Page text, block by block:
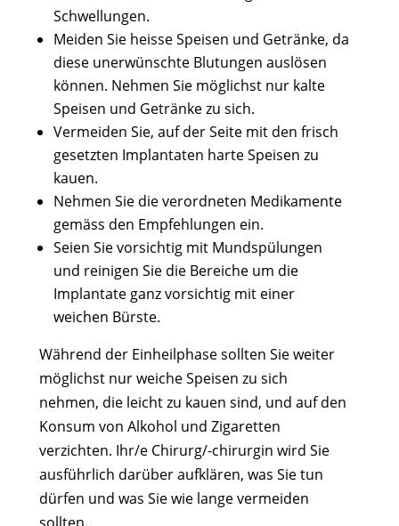
Schwellungen.
Meiden Sie heisse Speisen und Getränke, da
diese unerwünschte Blutungen auslösen
können. Nehmen Sie möglichst nur kalte
Speisen und Getränke zu sich.
Vermeiden Sie, auf der Seite mit den frisch
gesetzten Implantaten harte Speisen zu
kauen.
Nehmen Sie die verordneten Medikamente
gemäss den Empfehlungen ein.
Seien Sie vorsichtig mit Mundspülungen
und reinigen Sie die Bereiche um die
Implantate ganz vorsichtig mit einer
weichen Bürste.
Während der Einheilphase sollten Sie weiter
möglichst nur weiche Speisen zu sich
nehmen, die leicht zu kauen sind, und auf den
Konsum von Alkohol und Zigaretten
verzichten. Ihr/e Chirurg/-chirurgin wird Sie
ausführlich darüber aufklären, was Sie tun
dürfen und was Sie wie lange vermeiden